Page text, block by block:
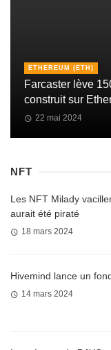
ETHEREUM (ETH)
Farcaster lève
construit sur
22 mai 2024
NFT
Les NFT Milady
aurait été piraté
18 mars 2024
Hivemind lance un
14 mars 2024